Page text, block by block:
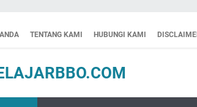
TENTANG KAMI HUBUNGI KAMI